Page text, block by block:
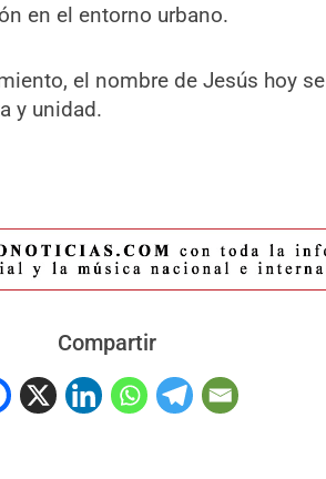
en el entorno urbano.
el nombre de Jesús hoy
y unidad.
Compartir